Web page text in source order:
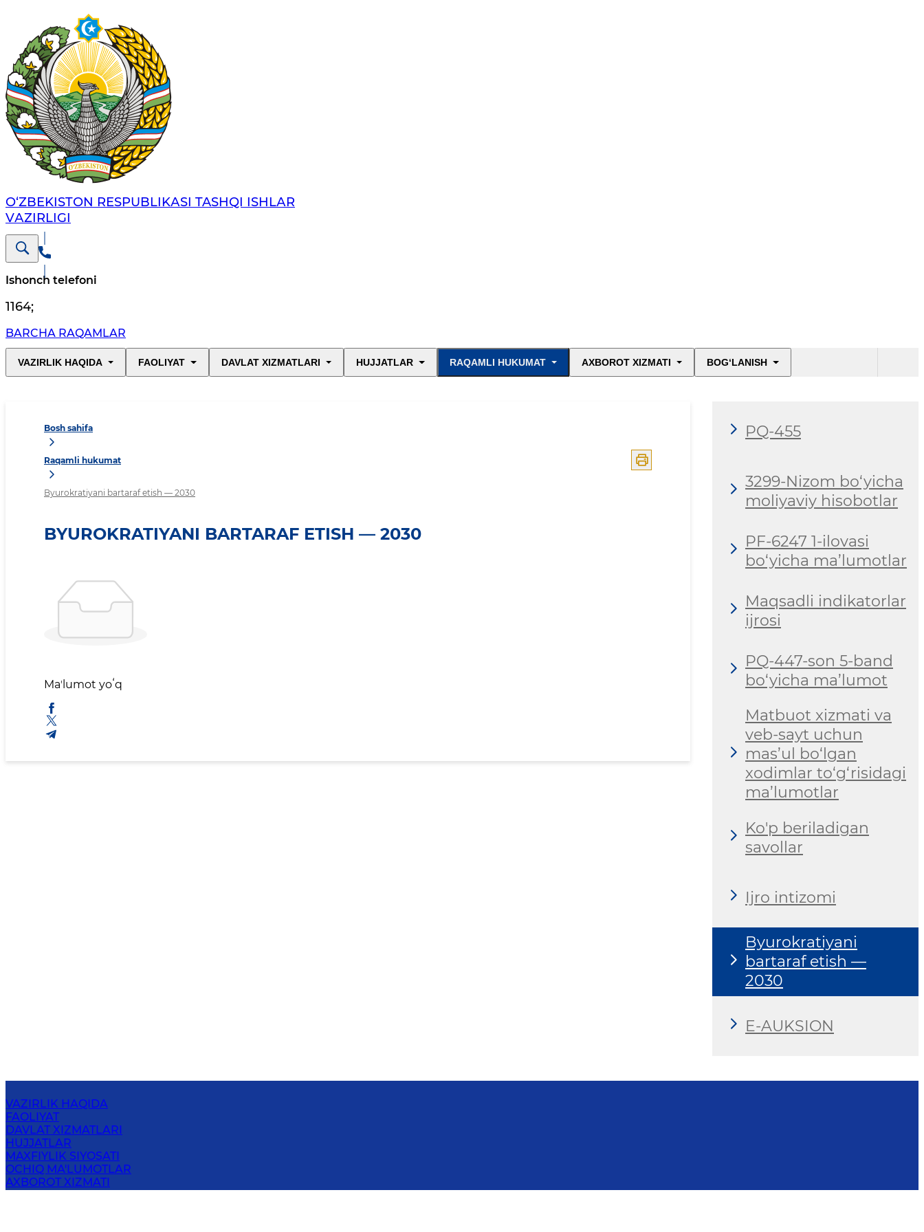
O‘ZBЕKISTОN RЕSPUBLIKАSI TASHQI ISHLАR
VАZIRLIGI
Ishonch telefoni
1164;
BARCHA RAQAMLAR
VAZIRLIK HAQIDA FAOLIYAT DAVLAT XIZMATLARI HUJJATLAR RAQAMLI HUKUMAT AXBOROT XIZMATI BOG‘LANISH
Bosh sahifa
Raqamli hukumat
Byurokratiyani bartaraf etish — 2030
BYUROKRATIYANI BARTARAF ETISH — 2030
Maʼlumot yoʻq
PQ-455
3299-Nizom bo‘yicha
moliyaviy hisobotlar
PF-6247 1-ilovasi
bo‘yicha ma’lumotlar
Maqsadli indikatorlar
ijrosi
PQ-447-son 5-band
bo‘yicha ma’lumot
Matbuot xizmati va
veb-sayt uchun
mas’ul bo‘lgan
xodimlar to‘g‘risidagi
ma’lumotlar
Ko'p beriladigan
savollar
Ijro intizomi
Byurokratiyani
bartaraf etish —
2030
E-AUKSION
VAZIRLIK HAQIDA
FAOLIYAT
DAVLAT XIZMATLARI
HUJJATLAR
MAXFIYLIK SIYOSATI
OCHIQ MA'LUMOTLAR
AXBOROT XIZMATI